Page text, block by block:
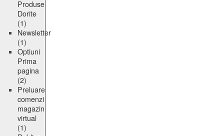
Produse
Dorite
(1)
Newsletter
(1)
Optiuni
Prima
pagina
(2)
Preluare
comenzi
magazin
virtual
(1)